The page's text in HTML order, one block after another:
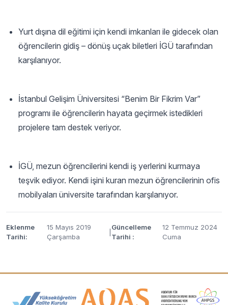
Yurt dışına dil eğitimi için kendi imkanları ile gidecek olan
öğrencilerin gidiş – dönüş uçak biletleri İGÜ tarafından
karşılanıyor.
İstanbul Gelişim Üniversitesi “Benim Bir Fikrim Var”
programı ile öğrencilerin hayata geçirmek istedikleri
projelere tam destek veriyor.
İGÜ, mezun öğrencilerini kendi iş yerlerini kurmaya
teşvik ediyor. Kendi işini kuran mezun öğrencilerinin ofis
mobilyaları üniversite tarafından karşılanıyor.
Eklenme
Tarihi:
15 Mayıs 2019
Çarşamba
Güncelleme
Tarihi :
12 Temmuz 2024
Cuma
Akreditasyon ve Üyelik Logoları